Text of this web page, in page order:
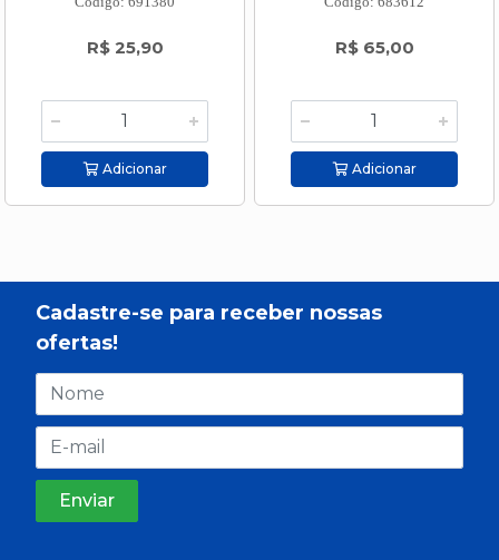
R$ 25,90
Adicionar
R$ 65,00
Adicionar
Cadastre-se para receber nossas
ofertas!